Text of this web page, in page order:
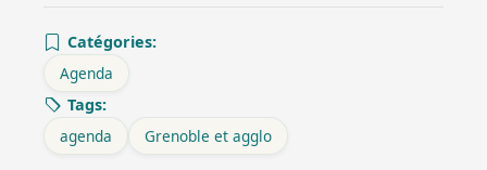
Catégories:
Agenda
Tags:
agenda
Grenoble et agglo